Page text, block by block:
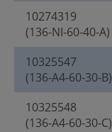
10274319
(136-NI-60-40-A)
10325547
(136-A4-60-30-B)
10325548
(136-A4-60-30-C)